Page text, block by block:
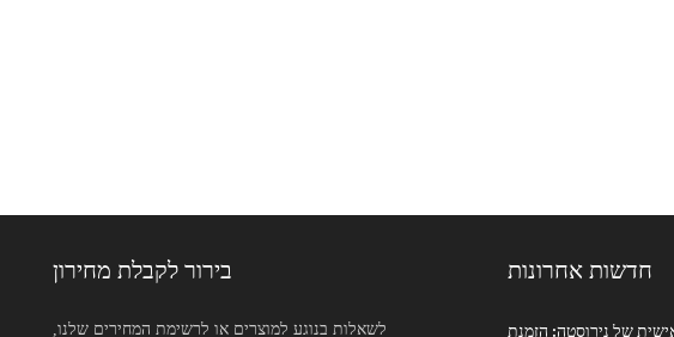
בירור לקבלת מחירון
לשאלות בנוגע למוצרים או לרשימת המחירים שלנו,
חדשות אחרונות
תמיכה בגודל מותאם אישית של נירוסטה: הזמנת...